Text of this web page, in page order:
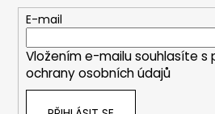
E-mail
Vložením e-mailu souhlasíte s
ochrany osobních údajů